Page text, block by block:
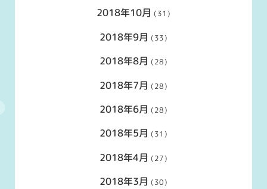
2018年10月 (31)
2018年9月 (33)
2018年8月 (28)
2018年7月 (28)
2018年6月 (28)
2018年5月 (31)
2018年4月 (27)
2018年3月 (30)